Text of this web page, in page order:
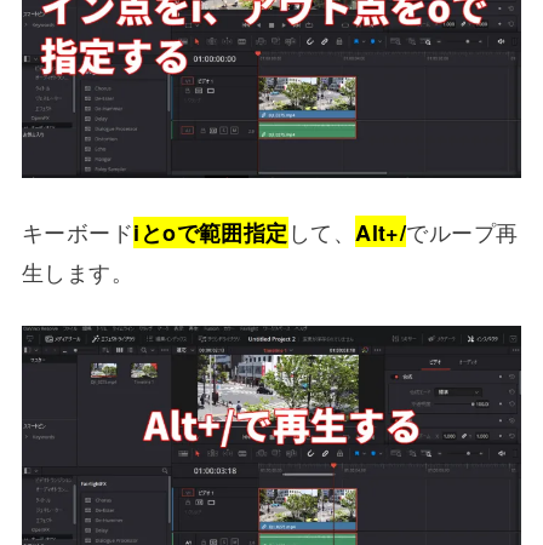
キーボードiとoで範囲指定して、Alt+/でループ再
生します。